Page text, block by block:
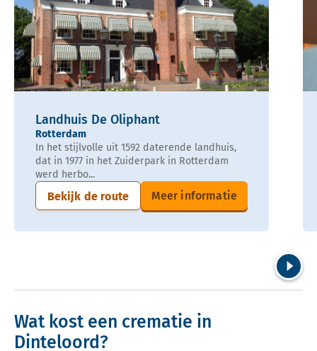
Landhuis De Oliphant
Rotterdam
In het stijlvolle uit 1592 daterende landhuis,
dat in 1977 in het Zuiderpark in Rotterdam
werd herbo...
Bekijk de route Meer informatie
Wat kost een crematie in
Dinteloord?